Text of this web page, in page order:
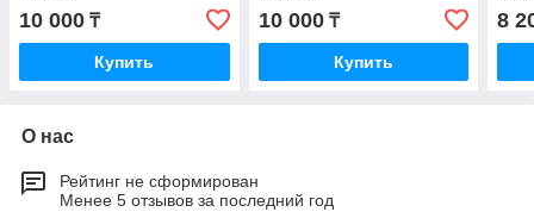
10 000 ₸
Купить
10 000₸
Купить
8
О нас
Рейтинг не сформирован
Менее 5 отзывов за последний год